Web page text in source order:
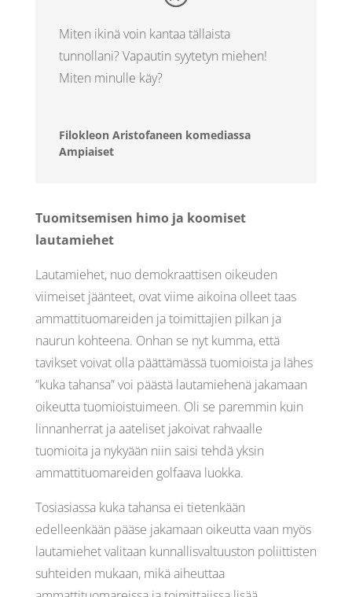
Miten ikinä voin kantaa tällaista
tunnollani? Vapautin syytetyn miehen!
Miten minulle käy?
Filokleon Aristofaneen komediassa
Ampiaiset
Tuomitsemisen himo ja koomiset
lautamiehet
Lautamiehet, nuo demokraattisen oikeuden
viimeiset jäänteet, ovat viime aikoina olleet taas
ammattituomareiden ja toimittajien pilkan ja
naurun kohteena. Onhan se nyt kumma, että
tavikset voivat olla päättämässä tuomioista ja lähes
”kuka tahansa” voi päästä lautamiehenä jakamaan
oikeutta tuomioistuimeen. Oli se paremmin kuin
linnanherrat ja aateliset jakoivat rahvaalle
tuomioita ja nykyään niin saisi tehdä yksin
ammattituomareiden golfaava luokka.
Tosiasiassa kuka tahansa ei tietenkään
edelleenkään pääse jakamaan oikeutta vaan myös
lautamiehet valitaan kunnallisvaltuuston poliittisten
suhteiden mukaan, mikä aiheuttaa